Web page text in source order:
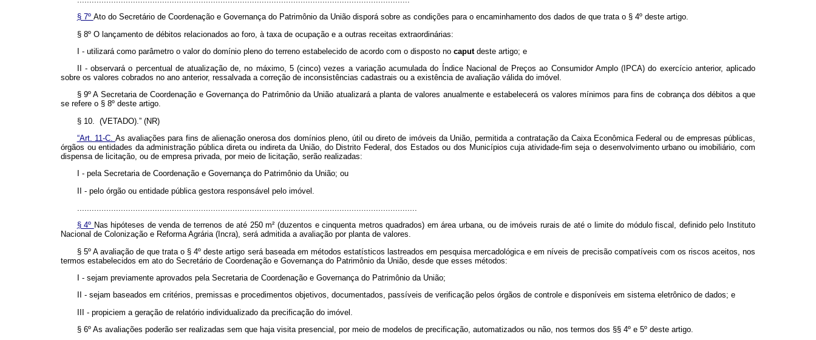
§ 7º Ato do Secretário de Coordenação e Governança do Patrimônio da União disporá sobre as condições para o encaminhamento dos dados de que trata o § 4º deste artigo.
§ 8º O lançamento de débitos relacionados ao foro, à taxa de ocupação e a outras receitas extraordinárias:
I - utilizará como parâmetro o valor do domínio pleno do terreno estabelecido de acordo com o disposto no caput deste artigo; e
II - observará o percentual de atualização de, no máximo, 5 (cinco) vezes a variação acumulada do Índice Nacional de Preços ao Consumidor Amplo (IPCA) do exercício anterior, aplicado
sobre os valores cobrados no ano anterior, ressalvada a correção de inconsistências cadastrais ou a existência de avaliação válida do imóvel.
§ 9º A Secretaria de Coordenação e Governança do Patrimônio da União atualizará a planta de valores anualmente e estabelecerá os valores mínimos para fins de cobrança dos débitos a que
se refere o § 8º deste artigo.
§ 10. (VETADO).” (NR)
“Art. 11-C.As avaliações para fins de alienação onerosa dos domínios pleno, útil ou direto de imóveis da União, permitida a contratação da Caixa Econômica Federal ou de empresas públicas,
órgãos ou entidades da administração pública direta ou indireta da União, do Distrito Federal, dos Estados ou dos Municípios cuja atividade-fim seja o desenvolvimento urbano ou imobiliário, com
dispensa de licitação, ou de empresa privada, por meio de licitação, serão realizadas:
I - pela Secretaria de Coordenação e Governança do Patrimônio da União; ou
II - pelo órgão ou entidade pública gestora responsável pelo imóvel.
............................................................................................................................................
§ 4º Nas hipóteses de venda de terrenos de até 250 m² (duzentos e cinquenta metros quadrados) em área urbana, ou de imóveis rurais de até o limite do módulo fiscal, definido pelo Instituto
Nacional de Colonização e Reforma Agrária (Incra), será admitida a avaliação por planta de valores.
§ 5º A avaliação de que trata o § 4º deste artigo será baseada em métodos estatísticos lastreados em pesquisa mercadológica e em níveis de precisão compatíveis com os riscos aceitos, nos
termos estabelecidos em ato do Secretário de Coordenação e Governança do Patrimônio da União, desde que esses métodos:
I - sejam previamente aprovados pela Secretaria de Coordenação e Governança do Patrimônio da União;
II - sejam baseados em critérios, premissas e procedimentos objetivos, documentados, passíveis de verificação pelos órgãos de controle e disponíveis em sistema eletrônico de dados; e
III - propiciem a geração de relatório individualizado da precificação do imóvel.
§ 6º As avaliações poderão ser realizadas sem que haja visita presencial, por meio de modelos de precificação, automatizados ou não, nos termos dos §§ 4º e 5º deste artigo.